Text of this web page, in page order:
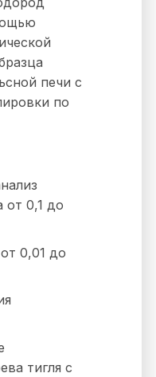
печи с
по
от 0,1 до
0,01 до
тигля с